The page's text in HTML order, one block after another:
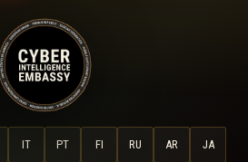
IT PT FI RU AR JA